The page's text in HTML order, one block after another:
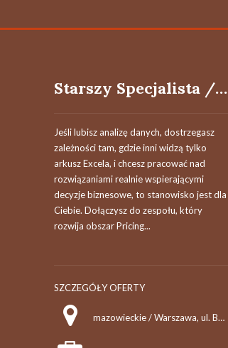
Starszy Specjalista / Starsza Specjalistka ds. Analityki Danych
Jeśli lubisz analizę danych, dostrzegasz
zależności tam, gdzie inni widzą tylko
arkusz Excela, i chcesz pracować nad
rozwiązaniami realnie wspierającymi
decyzje biznesowe, to stanowisko jest dla
Ciebie. Dołączysz do zespołu, który
rozwija obszar Pricing...
SZCZEGÓŁY OFERTY
mazowieckie / Warszawa, ul. Bobrowiecka